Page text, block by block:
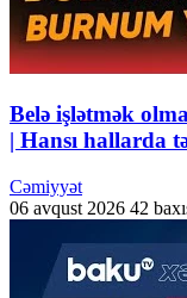
Belə işlətmək
| Hansı hallarda
Cəmiyyət
06 avqust 2026 42